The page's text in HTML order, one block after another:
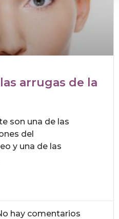
arrugas de la
son una de las
del
y una de las
hay comentarios